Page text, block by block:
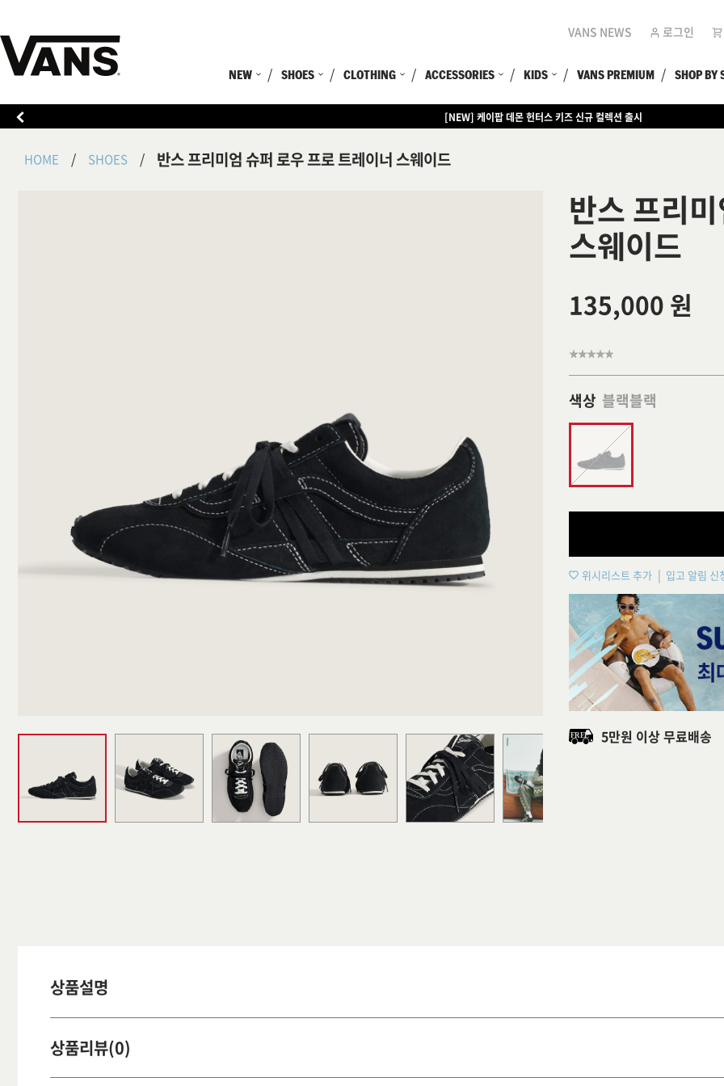
VANS NEWS 로그인
NEW SHOES CLOTHING ACCESSORIES KIDS VANS PREMIUM SHOP BY
[NEW] 케이팝 데몬 헌터스 키즈 신규 컬렉션 출시
HOME SHOES 반스 프리미엄 슈퍼 로우 프로 트레이너 스웨이드
반스 프리
스웨이드
135,000 원
색상 블랙블랙
위시리스트 추가 입고 알림 신
5만원 이상 무료배송
상품설명
상품리뷰(0)